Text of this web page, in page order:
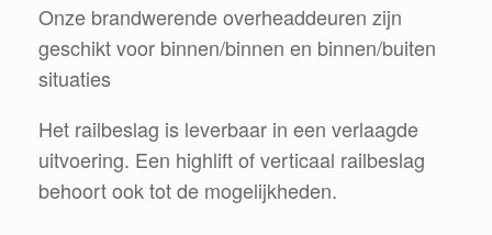
Onze brandwerende overheaddeuren zijn
geschikt voor binnen/binnen en binnen/buiten
situaties
Het railbeslag is leverbaar in een verlaagde
uitvoering. Een highlift of verticaal railbeslag
behoort ook tot de mogelijkheden.